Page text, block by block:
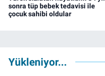
sonra tüp bebek tedavisi ile
çocuk sahibi oldular
Yükleniyor...